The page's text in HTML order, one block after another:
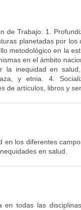
de Trabajo: 1.
planetadas por
metodológico en la
en el ámbito
la inequidad en
y etnia. 4.
de artículos, libros y
en los diferentes
en salud.
en todas las